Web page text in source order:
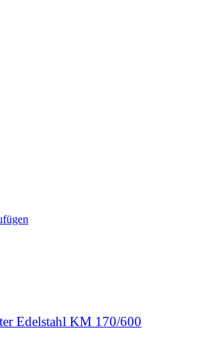
Edelstahl KM 170/600